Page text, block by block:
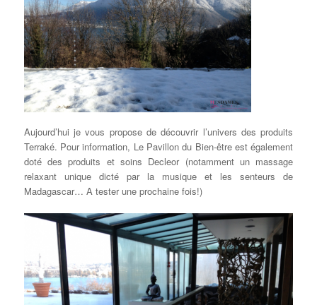
Aujourd’hui je vous propose de découvrir l’univers des produits
Terraké. Pour information, Le Pavillon du Bien-être est également
doté des produits et soins Decleor (notamment un massage
relaxant unique dicté par la musique et les senteurs de
Madagascar… A tester une prochaine fois!)